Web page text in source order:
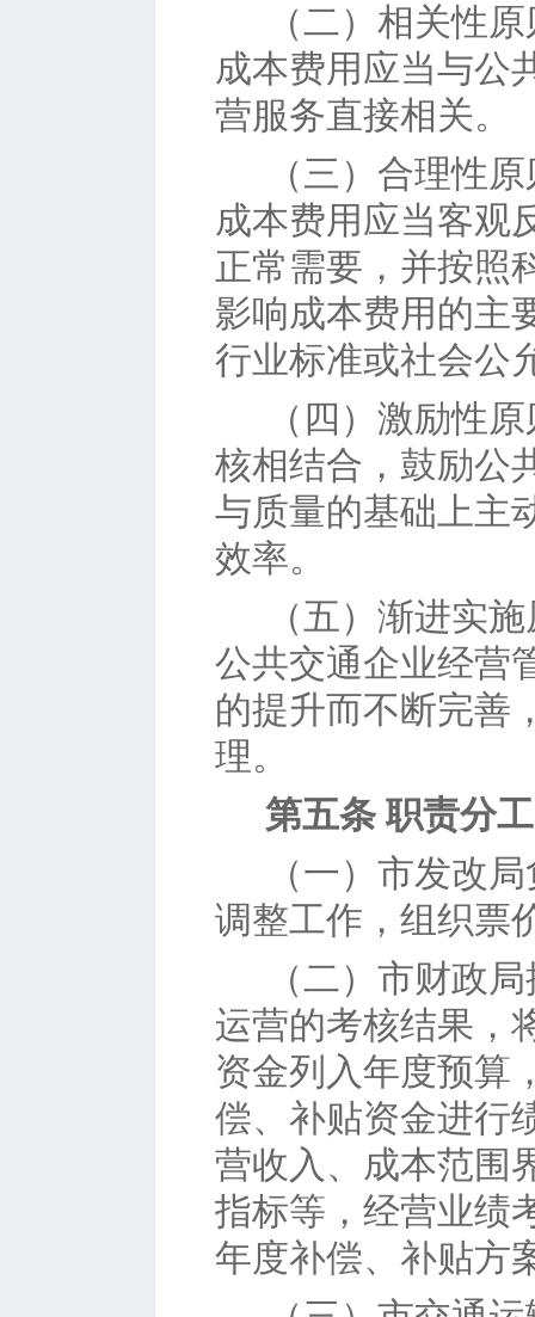
（二） 相关性
成本费用应当与公
营服务直接相关。
（三） 合理性
成本费用应当客观
正常需要，并按照
影响成本费用的主
行业标准或社会公
（四） 激励性
核相结合，鼓励公
与质量的基础上主
效率。
（五） 渐进实
公共交通企业经营
的提升而不断完善
理。
第五条职责分工
（一） 市发改
调整工作，组织票
（二） 市财政
运营的考核结果，
资金列入年度预算
偿、补贴资金进行
营收入、成本范围
指标等，经营业绩
年度补偿、补贴方